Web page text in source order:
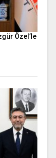
Özel’le